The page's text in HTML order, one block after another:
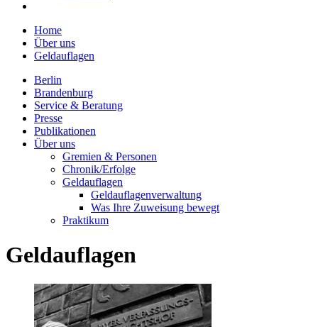
Home
Über uns
Geldauflagen
Berlin
Brandenburg
Service & Beratung
Presse
Publikationen
Über uns
Gremien & Personen
Chronik/Erfolge
Geldauflagen
Geldauflagenverwaltung
Was Ihre Zuweisung bewegt
Praktikum
Geldauflagen